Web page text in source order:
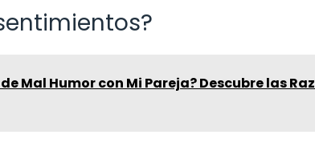
Mal Humor con Mi Pareja? Descubre las